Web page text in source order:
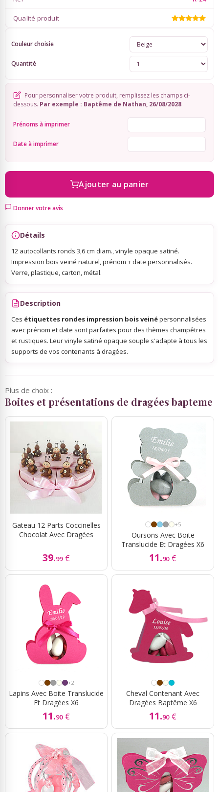
Scrapbooking, Loisirs Créatifs
Qualité produit
Couleur choisie
Quantité
Pour personnaliser votre produit, remplissez les champs ci-
dessous. Par exemple : Baptême de Nathan, 26/08/2028
Prénoms à imprimer
Date à imprimer
Ajouter au panier
Donner votre avis
Détails
12 autocollants ronds 3,6 cm diam., vinyle opaque satiné.
Impression bois veiné naturel, prénom + date personnalisés.
Verre, plastique, carton, métal.
Description
Ces étiquettes rondes impression bois veinépersonnalisées
avec prénom et date sont parfaites pour des thèmes champêtres
et rustiques. Leur vinyle satiné opaque souple s'adapte à tous les
supports de vos contenants à dragées.
Plus de choix :
Boites et présentations de dragées bapteme
Gateau 12 Parts Coccinelles
Chocolat Avec Dragées
39.99 €
+5
Oursons Avec Boite
Translucide Et Dragées X6
11.90 €
+2
Lapins Avec Boite Translucide
Et Dragées X6
11.90 €
Cheval Contenant Avec
Dragées Baptême X6
11.90 €